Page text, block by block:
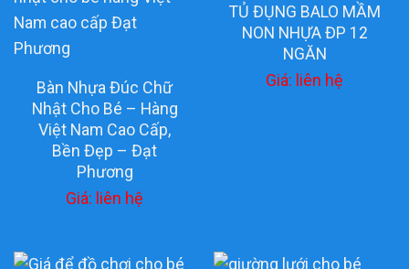
Bàn Nhựa Đúc Chữ
Nhật Cho Bé – Hàng
Việt Nam Cao Cấp,
Bền Đẹp – Đạt
Phương
Giá: liên hệ
TỦ ĐỤNG BALO MẦM
NON NHỰA ĐP 12
NGĂN
Giá: liên hệ